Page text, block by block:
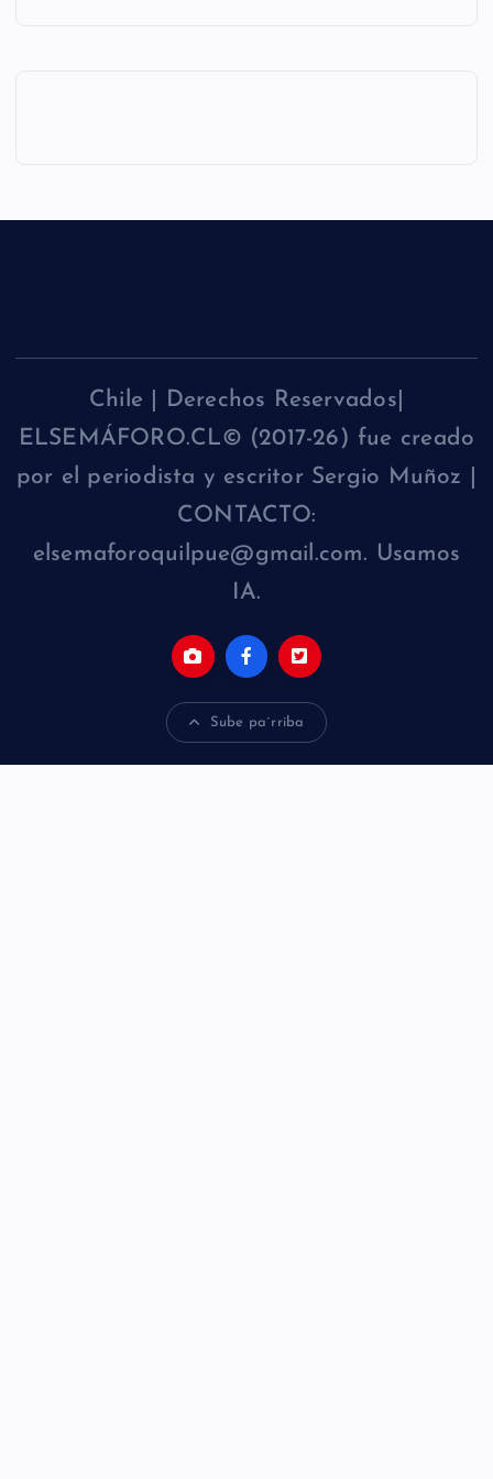
Chile | Derechos Reservados|
ELSEMÁFORO.CL© (2017-26) fue creado
por el periodista y escritor Sergio Muñoz |
CONTACTO:
elsemaforoquilpue@gmail.com. Usamos
IA.
Sube pa´rriba